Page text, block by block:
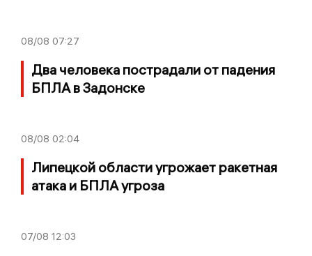
08/08 07:27
Два человека пострадали от падения
БПЛА в Задонске
08/08 02:04
Липецкой области угрожает ракетная
атака и БПЛА угроза
07/08 12:03